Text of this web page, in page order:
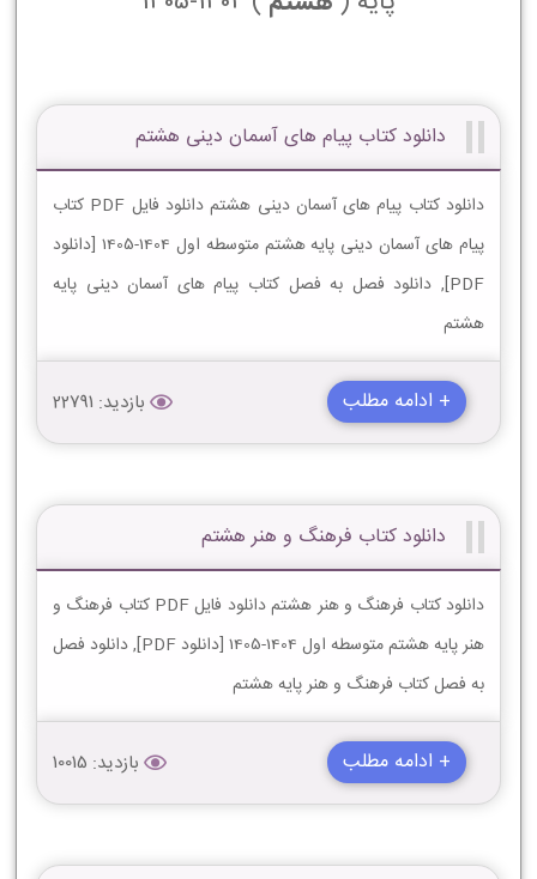
دانلود کتاب پیام های آسمان دینی هشتم
دانلود کتاب پیام های آسمان دینی هشتم دانلود فایل PDF کتاب
پیام های آسمان دینی پایه هشتم متوسطه اول 1404-1405 [دانلود
PDF], دانلود فصل به فصل کتاب پیام های آسمان دینی پایه
هشتم
+ ادامه مطلب بازدید: 22791
دانلود کتاب فرهنگ و هنر هشتم
دانلود کتاب فرهنگ و هنر هشتم دانلود فایل PDF کتاب فرهنگ و
هنر پایه هشتم متوسطه اول 1404-1405 [دانلود PDF], دانلود فصل
به فصل کتاب فرهنگ و هنر پایه هشتم
+ ادامه مطلب بازدید: 10015